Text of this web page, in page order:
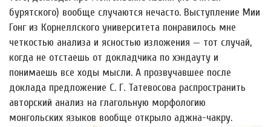
бурятского) вообще случаются нечасто. Выступление Мии
Гонг из Корнеллского университета понравилось мне
четкостью анализа и ясностью изложения — тот случай,
когда не отстаешь от докладчика по хэндауту и
понимаешь все ходы мысли. А прозвучавшее после
доклада предложение С. Г. Татевосова распространить
авторский анализ на глагольную морфологию
монгольских языков вообще открыло аджна-чакру.